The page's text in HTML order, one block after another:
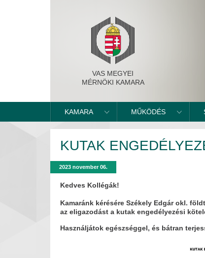
VAS MEGYEI
MÉRNÖKI KAMARA
KAMARA MŰKÖDÉS
KUTAK
2023 november 06.
Kedves Kollégák!
Kamaránk kérésére Székely Edgár okl.
az eligazodást a kutak engedélyezési
Használjátok egészséggel, és bátran